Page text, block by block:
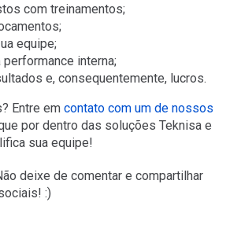
com treinamentos;
equipe;
performance interna;
e, consequentemente, lucros.
Entre em contato com um de nossos
por dentro das soluções Teknisa e
sua equipe!
deixe de comentar e compartilhar
:)